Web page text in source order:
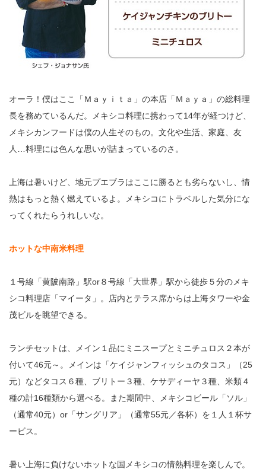
オーラ！僕はここ「Ｍａｙｉｔａ」の本店「Ｍａｙａ」の総料理
長を務めているんだ。メキシコ料理に携わって14年が経つけど、
メキシカンフードは僕の人生そのもの。文化や生活、家庭、友
人…料理には色んな思いが詰まっているのさ。
上海は暑いけど、地元プエブラはここに勝るとも劣らないし、情
熱はもっと熱く燃えているよ。メキシコにトラベルした気分にな
ってくれたらうれしいな。
ホットな中南米料理
１号線「黄陂南路」駅or８号線「大世界」駅から徒歩５分のメキ
シコ料理店「マイータ」。店内とテラス席からは上海タワーや金
茂ビルを眺望できる。
ランチセットは、メイン１品にミニスープとミニチュロス２本が
付いて46元～。メインは「ケイジャンフィッシュのタコス」（25
元）などタコス６種、ブリトー３種、ケサディーヤ３種、米類４
種の計16種類から選べる。また期間中、メキシコビール「ソル」
（通常40元）or「サングリア」（通常55元／各杯）を１人１杯サ
ービス。
暑い上海に負けないホットな国メキシコの情熱料理を楽しんで。